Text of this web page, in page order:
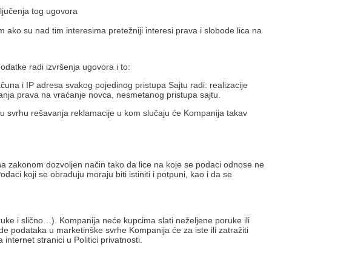
tog ugovora
su nad tim interesima pretežniji interesi prava i slobode lica na
radi izvršenja ugovora i to:
i IP adresa svakog pojedinog pristupa Sajtu radi: realizacije
prava na vraćanje novca, nesmetanog pristupa sajtu.
svrhu rešavanja reklamacije u kom slučaju će Kompanija takav
zakonom dozvoljen način tako da lice na koje se podaci odnose ne
koji se obrađuju moraju biti istiniti i potpuni, kao i da se
i slično…). Kompanija neće kupcima slati neželjene poruke ili
podataka u marketinške svrhe Kompanija će za iste ili zatražiti
stranici u Politici privatnosti.